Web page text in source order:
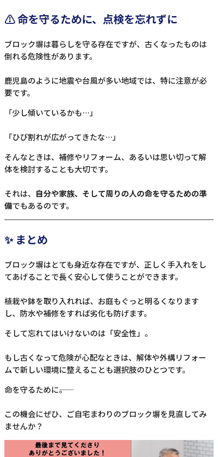
⚠️ 命を守るために、点検を忘れずに
ブロック塀は暮らしを守る存在ですが、古くなったものは
倒れる危険性があります。
鹿児島のように地震や台風が多い地域では、特に注意が必
要です。
「少し傾いているかも…」
「ひび割れが広がってきたな…」
そんなときは、補修やリフォーム、あるいは思い切って解
体を検討することも大切です。
それは、 自分や家族、そして周りの人の命を守るための準
備でもあるのです。
✨ まとめ
ブロック塀はとても身近な存在ですが、正しく手入れをし
てあげることで長く安心して使うことができます。
植栽や鉢を取り入れれば、お庭もぐっと明るくなります
し、防水や補修をすれば劣化も防げます。
そして忘れてはいけないのは「安全性」。
もし古くなって危険が心配なときは、解体や外構リフォー
ムで新しい環境に整えることも選択肢のひとつです。
命を守るために――。
この機会にぜひ、ご自宅まわりのブロック塀を見直してみ
ませんか？